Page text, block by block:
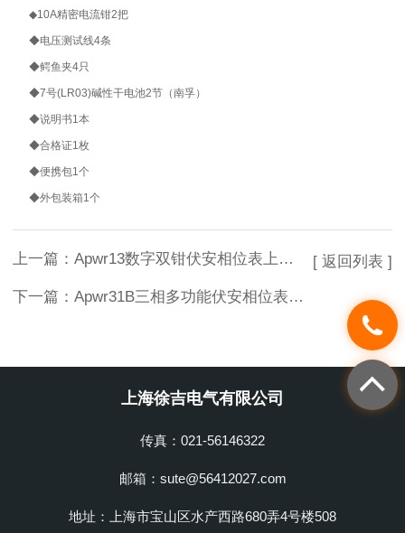
◆10A精密电流钳2把
◆电压测试线4条
◆鳄鱼夹4只
◆7号(LR03)碱性干电池2节（南孚）
◆说明书1 本
◆合格证1 枚
◆便携包1 个
◆外包装箱1 个
上一篇： Apwr13数字双钳伏安相位表上海徐吉电气专业生产
下一篇： Apwr31B三相多功能伏安相位表上海徐吉电气专业生产
[ 返回列表 ]
上海徐吉电气有限公司
传真：021-56146322
邮箱：sute@56412027.com
地址：上海市宝山区水产西路680弄4号楼508